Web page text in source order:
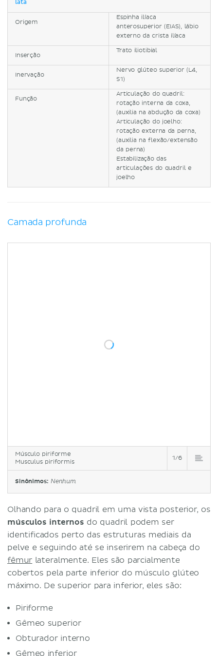
lata
Origem
Espinha ilíaca
anterosuperior (EIAS), lábio
externo da crista ilíaca
Inserção
Trato iliotibial
Inervação
Nervo glúteo superior (L4,
S1)
Função
Articulação do quadril:
rotação interna da coxa,
(auxilia na abdução da coxa)
Articulação do joelho:
rotação externa da perna,
(auxilia na flexão/extensão
da perna)
Estabilização das
articulações do quadril e
joelho
Camada profunda
Músculo piriforme
Musculus piriformis
1/6
Sinônimos: Nenhum
Olhando para o quadril em uma vista posterior, os
músculos internos do quadril podem ser
identificados perto das estruturas mediais da
pelve e seguindo até se inserirem na cabeça do
fêmur lateralmente. Eles são parcialmente
cobertos pela parte inferior do músculo glúteo
máximo. De superior para inferior, eles são:
Piriforme
Gêmeo superior
Obturador interno
Gêmeo inferior